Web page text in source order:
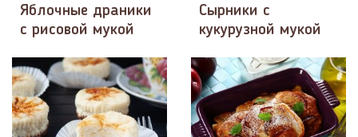
Яблочные драники
с рисовой мукой
Сырники с
кукурузной мукой